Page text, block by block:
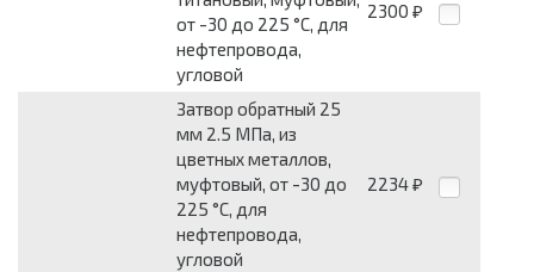
от -30 до 225 °С, для
нефтепровода,
угловой
2300 ₽
Затвор обратный 25
мм 2.5 МПа, из
цветных металлов,
муфтовый, от -30 до
225 °С, для
нефтепровода,
угловой
2234 ₽